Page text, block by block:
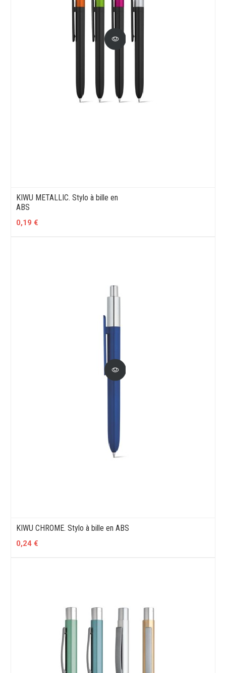
KIWU METALLIC. Stylo à bille en
ABS
0,19 €
KIWU CHROME. Stylo à bille en ABS
0,24 €